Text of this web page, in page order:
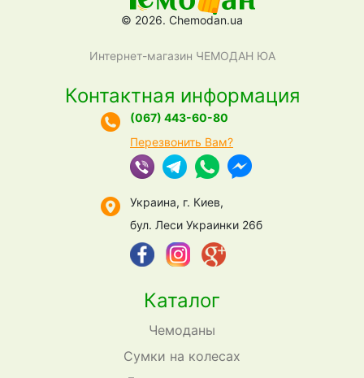
© 2026. Chemodan.ua
Интернет-магазин ЧЕМОДАН ЮА
Каталог
Чемоданы
Сумки на колесах
Контактная информация
(067) 443-60-80
Перезвонить Вам?
Украина, г. Киев,
бул. Леси Украинки 26б